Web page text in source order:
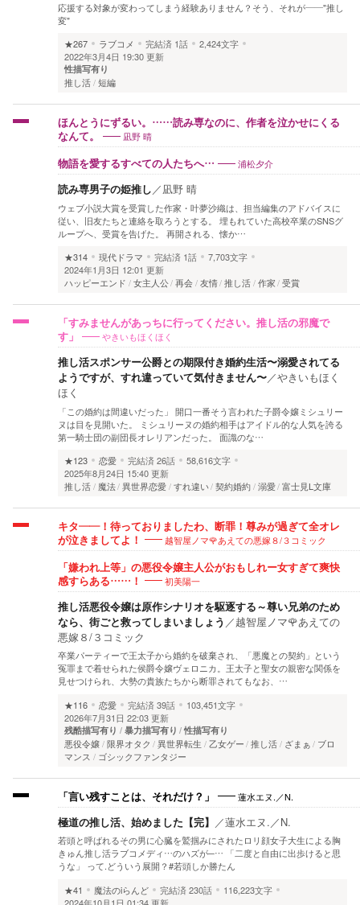
応援する対象が変わってしまう経験ありません？そう、それが——"推し
変"
★267
ラブコメ 完結済 1話
2,424文字
2022年3月4日 19:30 更新
性描写有り
推し活 短編
ほんとうにずるい。……読み専なのに、作者を泣かせにくる
なんて。
凪野 晴
物語を愛するすべての人たちへ… 浦松夕介
読み専男子の姫推し／凪野 晴
ウェブ小説大賞を受賞した作家・叶夢沙織は、担当編集のアドバイスに
従い、旧友たちと連絡を取ろうとする。 埋もれていた高校卒業のSNSグ
ループへ、受賞を告げた。 再開される、懐か…
★314
現代ドラマ 完結済 1話
7,703文字
2024年1月3日 12:01 更新
ハッピーエンド
女主人公 再会 友情 推し活 作家 受賞
「すみませんがあっちに行ってください。推し活の邪魔で
す」
やきいもほくほく
推し活スポンサー公爵との期限付き婚約生活〜溺愛されてる
ようですが、すれ違っていて気付きません〜／やきいもほく
ほく
「この婚約は間違いだった」 開口一番そう言われた子爵令嬢ミシュリー
ヌは目を見開いた。 ミシュリーヌの婚約相手はアイドル的な人気を誇る
第一騎士団の副団長オレリアンだった。 面識のな…
★123
恋愛 完結済26話
58,616文字
2025年8月24日 15:40 更新
推し活
魔法 異世界恋愛 すれ違い 契約婚約 溺愛 富士見L文庫
キタ――！待っておりましたわ、断罪！尊みが過ぎて全オレ
が泣きましてよ！
越智屋ノマ🌹あえての悪嫁８/３コミック
「嫌われ上等」の悪役令嬢主人公がおもしれー女すぎて爽快
感すらある……！
初美陽一
推し活悪役令嬢は原作シナリオを駆逐する～尊い兄弟のため
なら、街ごと救ってしまいましょう ／越智屋ノマ🌹あえての
悪嫁８/３コミック
卒業パーティーで王太子から婚約を破棄され、「悪魔との契約」という
冤罪まで着せられた侯爵令嬢ヴェロニカ。王太子と聖女の親密な関係を
見せつけられ、大勢の貴族たちから断罪されてもなお、…
★116
恋愛 完結済39話
103,451文字
2026年7月31日 22:03 更新
残酷描写有り 暴力描写有り 性描写有り
悪役令嬢 限界オタク 異世界転生 乙女ゲー 推し活 ざまぁ
ブロ
マンス
ゴシックファンタジー
「言い残すことは、それだけ？」 蓮水エヌ.／N.
極道の推し活、始めました【完】 ／蓮水エヌ.／N.
若頭と呼ばれるその男に心臓を鷲掴みにされたロリ顔女子大生による胸
きゅん推し活ラブコメディ…のハズが─… 「二度と自由に出歩けると思
うな」 って.どういう展開？#若頭しか勝たん
★41
魔法のiらんど 完結済230話
116,223文字
2024年10月1日 01:34 更新